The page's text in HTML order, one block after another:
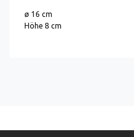
ø 16 cm
Höhe 8 cm